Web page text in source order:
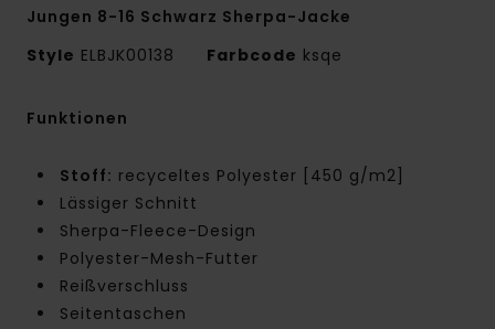
Jungen 8-16 Schwarz Sherpa-Jacke
Style ELBJK00138 Farbcode ksqe
Funktionen
Stoff: recyceltes Polyester [450 g/m2]
Lässiger Schnitt
Sherpa-Fleece-Design
Polyester-Mesh-Futter
Reißverschluss
Seitentaschen